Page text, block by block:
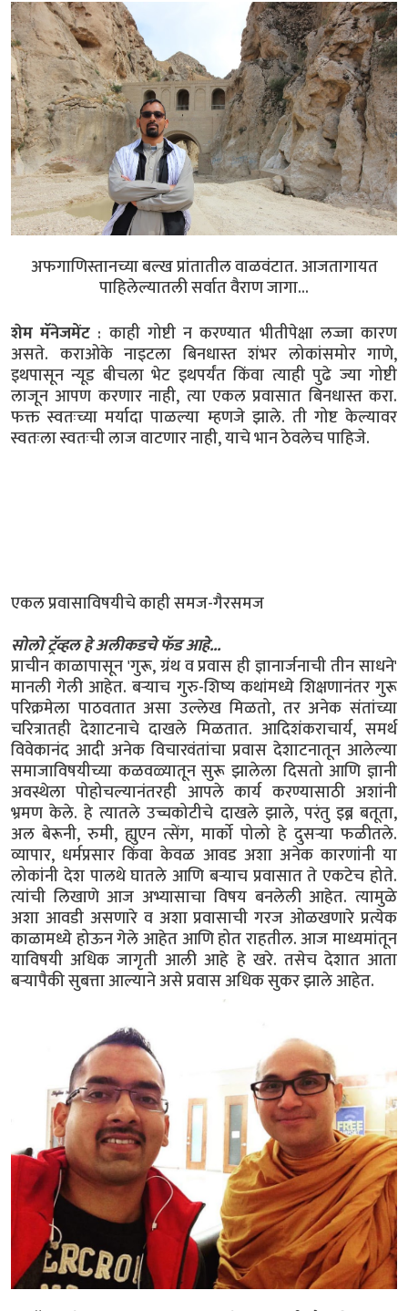
अफगाणिस्तानच्या बल्ख प्रांतातील वाळवंटात. आजतागायत
पाहिलेल्यातली सर्वात वैराण जागा...
शेम मॅनेजमेंट : काही गोष्टी न करण्यात भीतीपेक्षा लज्जा कारण
असते. कराओके नाइटला बिनधास्त शंभर लोकांसमोर गाणे,
इथपासून न्यूड बीचला भेट इथपर्यंत किंवा त्याही पुढे ज्या गोष्टी
लाजून आपण करणार नाही, त्या एकल प्रवासात बिनधास्त करा.
फक्त स्वतःच्या मर्यादा पाळल्या म्हणजे झाले. ती गोष्ट केल्यावर
स्वतःला स्वतःची लाज वाटणार नाही, याचे भान ठेवलेच पाहिजे.
एकल प्रवासाविषयीचे काही समज-गैरसमज
सोलो ट्रॅव्हल हे अलीकडचे फॅड आहे...
प्राचीन काळापासून 'गुरू, ग्रंथ व प्रवास ही ज्ञानार्जनाची तीन साधने'
मानली गेली आहेत. बऱ्याच गुरु-शिष्य कथांमध्ये शिक्षणानंतर गुरू
परिक्रमेला पाठवतात असा उल्लेख मिळतो, तर अनेक संतांच्या
चरित्रातही देशाटनाचे दाखले मिळतात. आदिशंकराचार्य, समर्थ
विवेकानंद आदी अनेक विचारवंतांचा प्रवास देशाटनातून आलेल्या
समाजाविषयीच्या कळवळ्यातून सुरू झालेला दिसतो आणि ज्ञानी
अवस्थेला पोहोचल्यानंतरही आपले कार्य करण्यासाठी अशांनी
भ्रमण केले. हे त्यातले उच्चकोटीचे दाखले झाले, परंतु इब्न बतूता,
अल बेरूनी, रुमी, ह्युएन त्सेंग, मार्को पोलो हे दुसऱ्या फळीतले.
व्यापार, धर्मप्रसार किंवा केवळ आवड अशा अनेक कारणांनी या
लोकांनी देश पालथे घातले आणि बऱ्याच प्रवासात ते एकटेच होते.
त्यांची लिखाणे आज अभ्यासाचा विषय बनलेली आहेत. त्यामुळे
अशा आवडी असणारे व अशा प्रवासाची गरज ओळखणारे प्रत्येक
काळामध्ये होऊन गेले आहेत आणि होत राहतील. आज माध्यमांतून
याविषयी अधिक जागृती आली आहे हे खरे. तसेच देशात आता
बऱ्यापैकी सुबत्ता आल्याने असे प्रवास अधिक सुकर झाले आहेत.